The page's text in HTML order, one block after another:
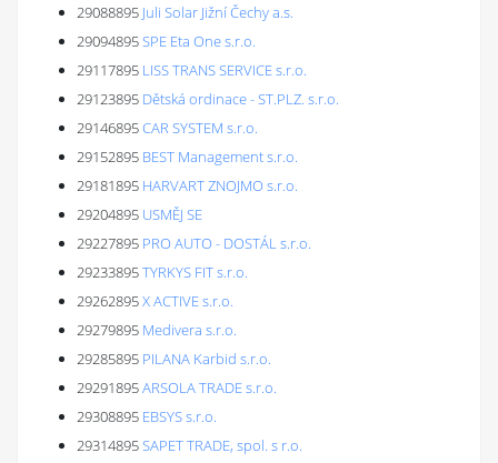
29088895 Juli Solar Jižní Čechy a.s.
29094895SPE Eta One s.r.o.
29117895 LISS TRANS SERVICE s.r.o.
29123895 Dětská ordinace - ST.PLZ. s.r.o.
29146895CAR SYSTEM s.r.o.
29152895 BEST Management s.r.o.
29181895 HARVART ZNOJMO s.r.o.
29204895 USMĚJ SE
29227895 PRO AUTO - DOSTÁL s.r.o.
29233895TYRKYS FIT s.r.o.
29262895X ACTIVE s.r.o.
29279895 Medivera s.r.o.
29285895 PILANA Karbid s.r.o.
29291895ARSOLA TRADE s.r.o.
29308895 EBSYS s.r.o.
29314895SAPET TRADE, spol. s r.o.